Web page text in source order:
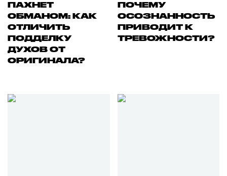
ПАХНЕТ
ОБМАНОМ: КАК
ОТЛИЧИТЬ
ПОДДЕЛКУ
ДУХОВ ОТ
ОРИГИНАЛА?
ПОЧЕМУ
ОСОЗНАННОСТЬ
ПРИВОДИТ К
ТРЕВОЖНОСТИ?